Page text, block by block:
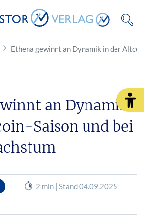
Ethena gewinnt an Dynamik in der
an Dynamik
Saison und bei
2 min | Stand 04.09.2025